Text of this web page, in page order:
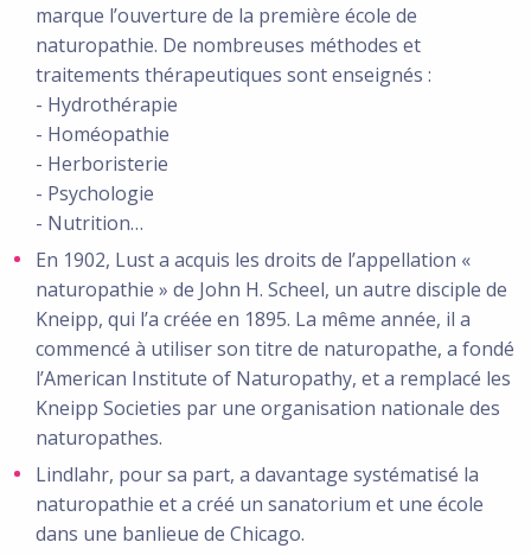
marque l’ouverture de la première école de
naturopathie. De nombreuses méthodes et
traitements thérapeutiques sont enseignés :
- Hydrothérapie
- Homéopathie
- Herboristerie
- Psychologie
- Nutrition…
En 1902, Lust a acquis les droits de l’appellation «
naturopathie » de John H. Scheel, un autre disciple de
Kneipp, qui l’a créée en 1895. La même année, il a
commencé à utiliser son titre de naturopathe, a fondé
l’American Institute of Naturopathy, et a remplacé les
Kneipp Societies par une organisation nationale des
naturopathes.
Lindlahr, pour sa part, a davantage systématisé la
naturopathie et a créé un sanatorium et une école
dans une banlieue de Chicago.